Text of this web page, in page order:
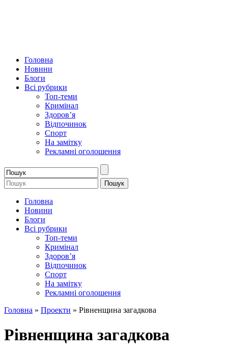
Головна
Новини
Блоги
Всі рубрики
Топ-теми
Кримінал
Здоров’я
Відпочинок
Спорт
На замітку
Рекламні оголошення
Головна
Новини
Блоги
Всі рубрики
Топ-теми
Кримінал
Здоров’я
Відпочинок
Спорт
На замітку
Рекламні оголошення
Головна » Проекти » Рівненщина загадкова
Рівненщина загадкова